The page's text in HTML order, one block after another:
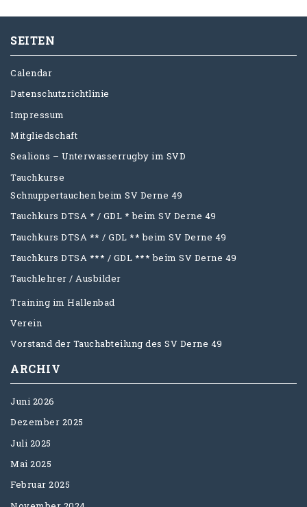
SEITEN
Calendar
Datenschutzrichtlinie
Impressum
Mitgliedschaft
Sealions – Unterwasserrugby im SVD
Tauchkurse
Schnuppertauchen beim SV Derne 49
Tauchkurs DTSA * / GDL * beim SV Derne 49
Tauchkurs DTSA ** / GDL ** beim SV Derne 49
Tauchkurs DTSA *** / GDL *** beim SV Derne 49
Tauchlehrer / Ausbilder
Training im Hallenbad
Verein
Vorstand der Tauchabteilung des SV Derne 49
ARCHIV
Juni 2026
Dezember 2025
Juli 2025
Mai 2025
Februar 2025